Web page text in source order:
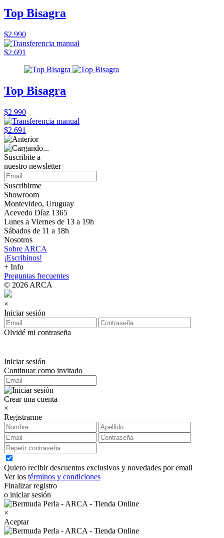
Top Bisagra
$2.990
$2.691
Top Bisagra
$2.990
$2.691
Suscribite a
nuestro newsletter
Suscribirme
Showroom
Montevideo, Uruguay
Acevedo Díaz 1365
Lunes a Viernes de 13 a 19h
Sábados de 11 a 18h
Nosotros
Sobre ARCA
¡Escribinos!
+ Info
Preguntas frecuentes
© 2026 ARCA
×
Iniciar sesión
Olvidé mi contraseña
Iniciar sesión
Continuar como invitado
Crear una cuenta
×
Registrarme
Quiero recibir descuentos exclusivos y novedades por email
Ver los términos y condiciones
Finalizar registro
o iniciar sesión
×
Aceptar